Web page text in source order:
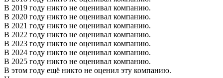
В 2019 году никто не оценивал компанию.
В 2020 году никто не оценивал компанию.
В 2021 году никто не оценивал компанию.
В 2022 году никто не оценивал компанию.
В 2023 году никто не оценивал компанию.
В 2024 году никто не оценивал компанию.
В 2025 году никто не оценивал компанию.
В этом году ещё никто не оценил эту компанию.